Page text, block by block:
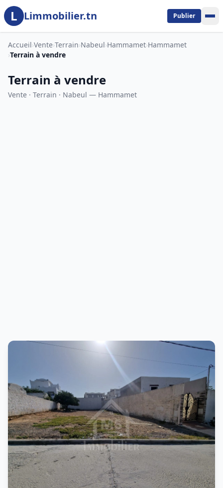
Aller au contenu principal
L Limmobilier.tn Publier
Accueil›Vente›Terrain›Nabeul›Hammamet›Hammamet
›Terrain à vendre
Terrain à vendre
Vente · Terrain · Nabeul — Hammamet